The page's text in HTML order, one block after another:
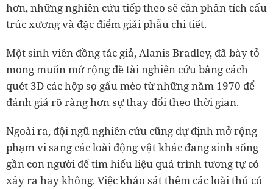
hơn, những nghiên cứu tiếp theo sẽ cần phân tích cấu
trúc xương và đặc điểm giải phẫu chi tiết.
Một sinh viên đồng tác giả, Alanis Bradley, đã bày tỏ
mong muốn mở rộng đề tài nghiên cứu bằng cách
quét 3D các hộp sọ gấu mèo từ những năm 1970 để
đánh giá rõ ràng hơn sự thay đổi theo thời gian.
Ngoài ra, đội ngũ nghiên cứu cũng dự định mở rộng
phạm vi sang các loài động vật khác đang sinh sống
gần con người để tìm hiểu liệu quá trình tương tự có
xảy ra hay không. Việc khảo sát thêm các loài thú có